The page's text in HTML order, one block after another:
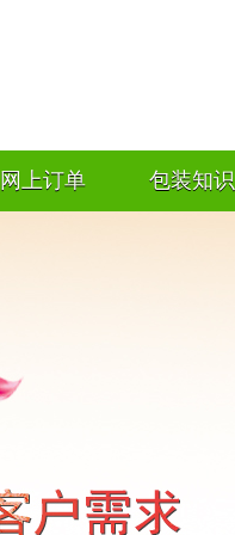
网上订单 包装知识